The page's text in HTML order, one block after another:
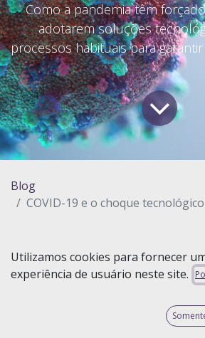
Como a pandemia têm
adotarem soluções
processos habituais para
Blog
COVID-19 e o choque
trabalho”, que condiciona o
“trabalhar naquele local”,
a permitir que nossos
por quaisquer outras fontes de
Utilizamos cookies para fornecer
experiência de usuário neste site.